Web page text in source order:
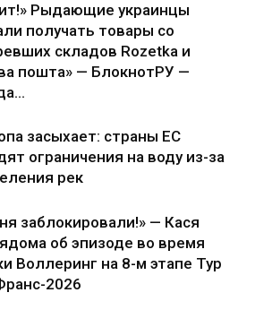
Рыдающие украинцы
получать товары со
складов Rozetka и
пошта» — БлокнотРУ —
засыхает: страны ЕС
ограничения на воду из-за
рек
заблокировали!» — Кася
об эпизоде во время
Воллеринг на 8-м этапе Тур
2026